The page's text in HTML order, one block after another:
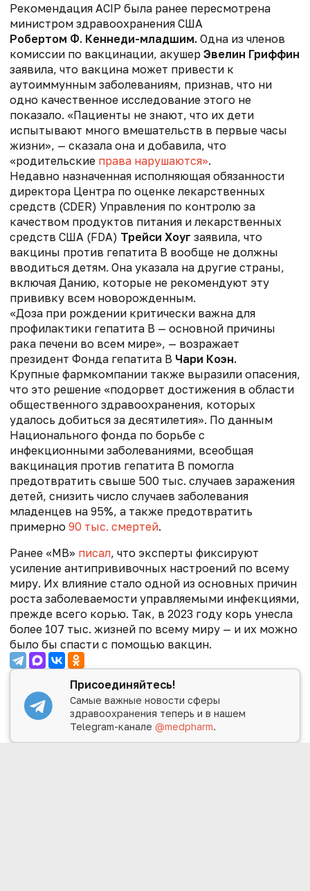
Рекомендация ACIP была ранее пересмотрена
министром здравоохранения США
Робертом Ф. Кеннеди-младшим. Одна из членов
комиссии по вакцинации, акушер Эвелин Гриффин
заявила, что вакцина может привести к
аутоиммунным заболеваниям, признав, что ни
одно качественное исследование этого не
показало. «Пациенты не знают, что их дети
испытывают много вмешательств в первые часы
жизни», — сказала она и добавила, что
«родительские права нарушаются».
Недавно назначенная исполняющая обязанности
директора Центра по оценке лекарственных
средств (CDER) Управления по контролю за
качеством продуктов питания и лекарственных
средств США (FDA) Трейси Хоуг заявила, что
вакцины против гепатита B вообще не должны
вводиться детям. Она указала на другие страны,
включая Данию, которые не рекомендуют эту
прививку всем новорожденным.
«Доза при рождении критически важна для
профилактики гепатита B — основной причины
рака печени во всем мире», — возражает
президент Фонда гепатита B Чари Коэн.
Крупные фармкомпании также выразили опасения,
что это решение «подорвет достижения в области
общественного здравоохранения, которых
удалось добиться за десятилетия». По данным
Национального фонда по борьбе с
инфекционными заболеваниями, всеобщая
вакцинация против гепатита B помогла
предотвратить свыше 500 тыс. случаев заражения
детей, снизить число случаев заболевания
младенцев на 95%, а также предотвратить
примерно 90 тыс. смертей.
Ранее «МВ» писал, что эксперты фиксируют
усиление антипрививочных настроений по всему
миру. Их влияние стало одной из основных причин
роста заболеваемости управляемыми инфекциями,
прежде всего корью. Так, в 2023 году корь унесла
более 107 тыс. жизней по всему миру — и их можно
было бы спасти с помощью вакцин.
Присоединяйтесь!
Самые важные новости сферы
здравоохранения теперь и в нашем
Telegram-канале@medpharm.